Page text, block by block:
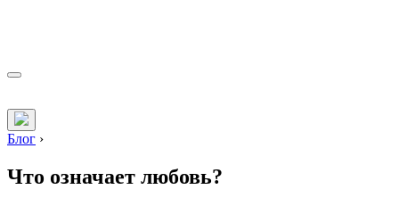
Блог ›
Что означает любовь?